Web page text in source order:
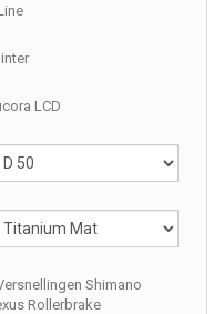
LCD
Shimano
Rollerbrake